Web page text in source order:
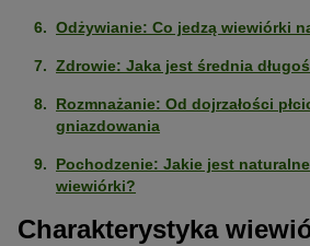
Odżywianie: Co jedzą wiewiórki
Zdrowie: Jaka jest średnia
Rozmnażanie: Od dojrzałości
gniazdowania
Pochodzenie: Jakie jest
wiewiórki?
Charakterystyka